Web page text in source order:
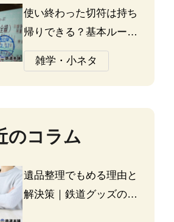
使い終わった切符は持ち
帰りできる？基本ルール
と注意点
雑学・小ネタ
のコラム
遺品整理でもめる理由と
解決策｜鉄道グッズの整